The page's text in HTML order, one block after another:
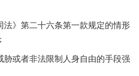
法》第二十六条第一款规定的情形
胁或者非法限制人身自由的手段强